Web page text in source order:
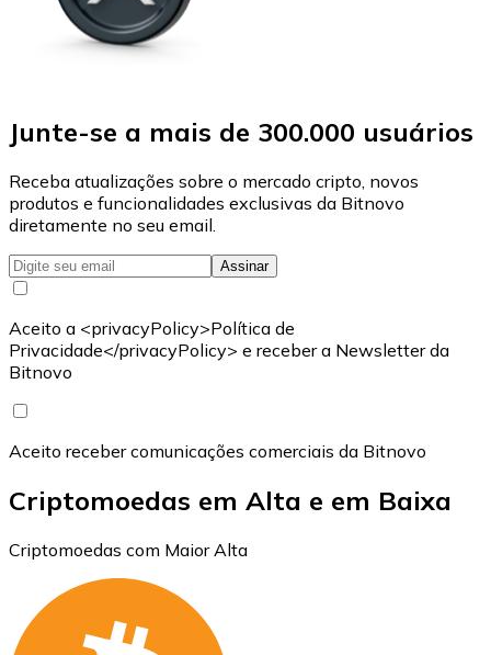
Junte-se a mais de 300.000 usuários
Receba atualizações sobre o mercado cripto, novos
produtos e funcionalidades exclusivas da Bitnovo
diretamente no seu email.
Assinar
Aceito a <privacyPolicy>Política de
Privacidade</privacyPolicy> e receber a Newsletter da
Bitnovo
Aceito receber comunicações comerciais da Bitnovo
Criptomoedas em Alta e em Baixa
Criptomoedas com Maior Alta